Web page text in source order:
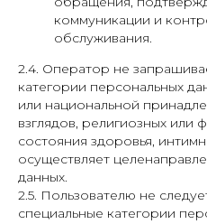
коммуникации и
обслуживания.
2.4. Оператор не
категории персональных
или национальной
взглядов, религиозных или
состояния здоровья,
осуществляет
данных.
2.5. Пользователю не
специальные категории